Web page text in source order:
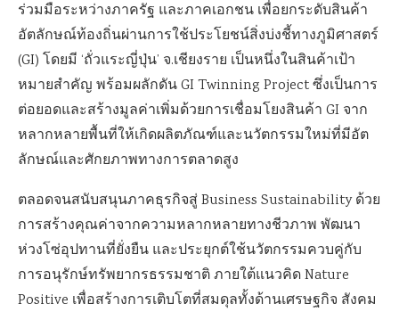
ร่วมมือระหว่างภาครัฐ และภาคเอกชน เพื่อยกระดับสินค้า
อัตลักษณ์ท้องถิ่นผ่านการใช้ประโยชน์สิ่งบ่งชี้ทางภูมิศาสตร์
(GI) โดยมี ‘ถั่วแระญี่ปุ่น’ จ.เชียงราย เป็นหนึ่งในสินค้าเป้า
หมายสำคัญ พร้อมผลักดัน GI Twinning Project ซึ่งเป็นการ
ต่อยอดและสร้างมูลค่าเพิ่มด้วยการเชื่อมโยงสินค้า GI จาก
หลากหลายพื้นที่ให้เกิดผลิตภัณฑ์และนวัตกรรมใหม่ที่มีอัต
ลักษณ์และศักยภาพทางการตลาดสูง
ตลอดจนสนับสนุนภาคธุรกิจสู่ Business Sustainability ด้วย
การสร้างคุณค่าจากความหลากหลายทางชีวภาพ พัฒนา
ห่วงโซ่อุปทานที่ยั่งยืน และประยุกต์ใช้นวัตกรรมควบคู่กับ
การอนุรักษ์ทรัพยากรธรรมชาติ ภายใต้แนวคิด Nature
Positive เพื่อสร้างการเติบโตที่สมดุลทั้งด้านเศรษฐกิจ สังคม